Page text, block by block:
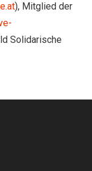
), Mitglied der
Solidarische